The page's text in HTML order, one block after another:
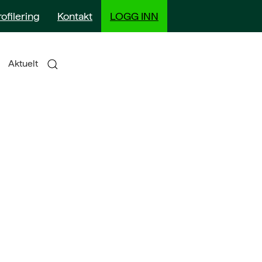
Kontakt LOGG INN
Aktuelt